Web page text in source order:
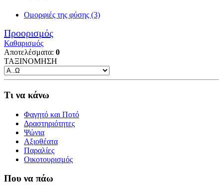
Ομορφιές της φύσης (3)
Προορισμός
Καθαρισμός
Αποτελέσματα: 0
ΤΑΞΙΝΟΜΗΣΗ
Τι να κάνω
Φαγητό και Ποτό
Δραστηριότητες
Ψώνια
Αξιοθέατα
Παραλίες
Οικοτουρισμός
Που να πάω